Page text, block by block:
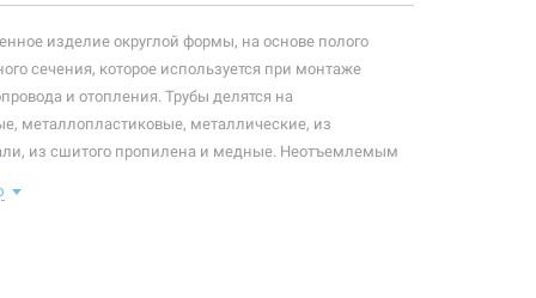
изделие округлой формы, на основе полого
сечения, которое используется при монтаже
и отопления. Трубы делятся на
металлопластиковые, металлические, из
из сшитого пропилена и медные. Неотъемлемым
трубы, главным вопросом должно быть качество